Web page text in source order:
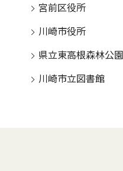
宮前区役所
川崎市役所
県立東高根森林公園
川崎市立図書館